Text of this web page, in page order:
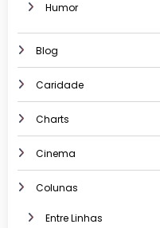
Humor
Blog
Caridade
Charts
Cinema
Colunas
Entre Linhas